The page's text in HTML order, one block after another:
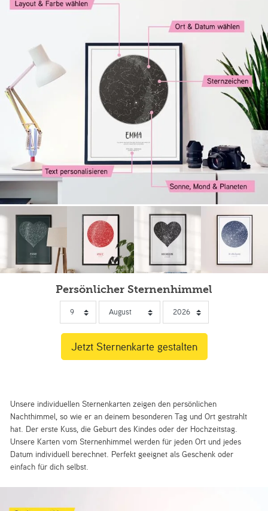
Persönlicher Sternenhimmel
Unsere individuellen Sternenkarten zeigen den persönlichen
Nachthimmel, so wie er an deinem besonderen Tag und Ort gestrahlt
hat. Der erste Kuss, die Geburt des Kindes oder der Hochzeitstag.
Unsere Karten vom Sternenhimmel werden für jeden Ort und jedes
Datum individuell berechnet. Perfekt geeignet als Geschenk oder
einfach für dich selbst.